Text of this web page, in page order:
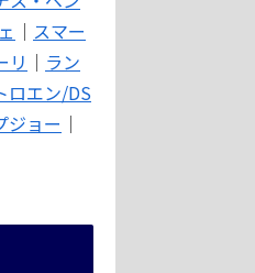
｜ スマー
リ ｜ ラン
ロエン/DS
ジョー ｜